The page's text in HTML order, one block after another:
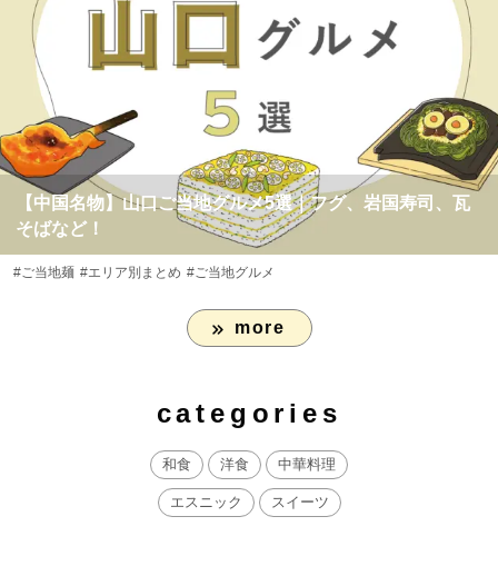
【中国名物】山口ご当地グルメ5選｜フグ、岩国寿司、瓦
そばなど！
#ご当地麺 #エリア別まとめ #ご当地グルメ
more
categories
和食 洋食 中華料理
エスニック スイーツ